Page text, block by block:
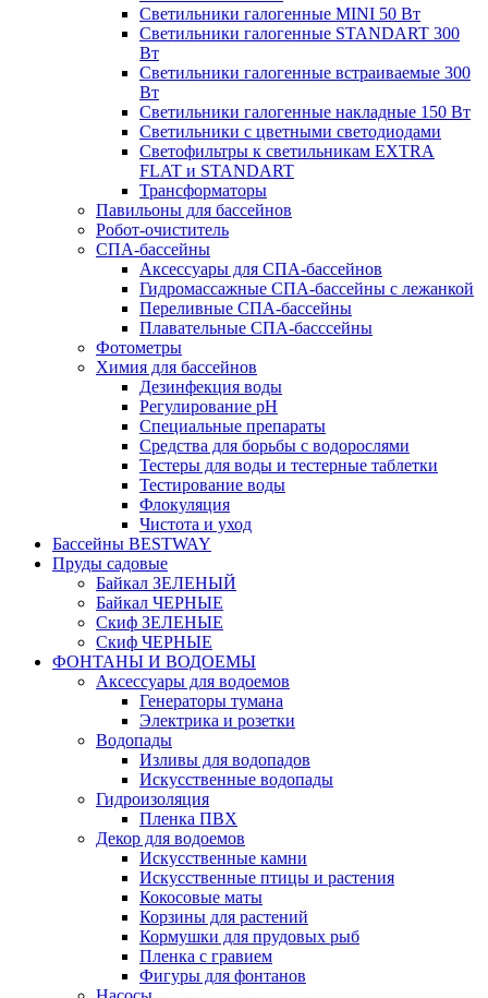
Светильники галогенные MINI 50 Вт
Светильники галогенные STANDART 300
Вт
Светильники галогенные встраиваемые 300
Вт
Светильники галогенные накладные 150 Вт
Светильники с цветными светодиодами
Светофильтры к светильникам EXTRA
FLAT и STANDART
Трансформаторы
Павильоны для бассейнов
Робот-очиститель
СПА-бассейны
Аксессуары для СПА-бассейнов
Гидромассажные СПА-бассейны с лежанкой
Переливные СПА-бассейны
Плавательные СПА-басссейны
Фотометры
Химия для бассейнов
Дезинфекция воды
Регулирование pH
Специальные препараты
Средства для борьбы с водорослями
Тестеры для воды и тестерные таблетки
Тестирование воды
Флокуляция
Чистота и уход
Бассейны BESTWAY
Пруды садовые
Байкал ЗЕЛЕНЫЙ
Байкал ЧЕРНЫЕ
Скиф ЗЕЛЕНЫЕ
Скиф ЧЕРНЫЕ
ФОНТАНЫ И ВОДОЕМЫ
Аксессуары для водоемов
Генераторы тумана
Электрика и розетки
Водопады
Изливы для водопадов
Искусственные водопады
Гидроизоляция
Пленка ПВХ
Декор для водоемов
Искусственные камни
Искусственные птицы и растения
Кокосовые маты
Корзины для растений
Кормушки для прудовых рыб
Пленка с гравием
Фигуры для фонтанов